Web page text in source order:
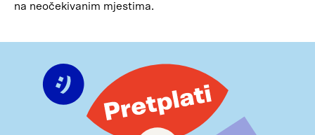
na neočekivanim mjestima.